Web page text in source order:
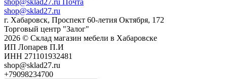
shop@sklad27.ru
г. Хабаровск, Проспект 60-летия Октября, 172
Торговый центр "Залог"
2026 © Склад магазин мебели в Хабаровске
ИП Лопарев П.И
ИНН 271101932481
shop@sklad27.ru
+79098234700